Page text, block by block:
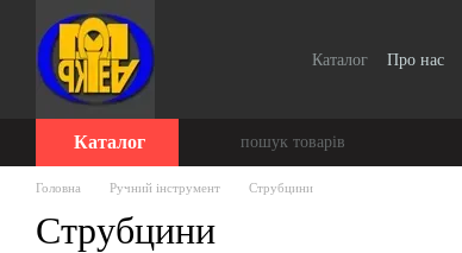
Перейти до основного контенту
Каталог Про нас
Каталог
Головна Ручний інструмент Струбцини
Струбцини